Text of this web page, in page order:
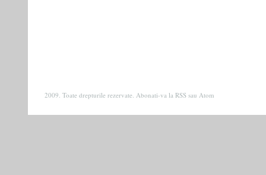
2009. Toate drepturile rezervate. Abonati-va la RSS sau Atom